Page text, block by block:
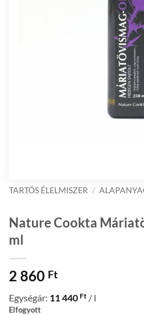
TARTÓS ÉLELMISZER /
Nature Cookta
ml
2 860 Ft
Egységár: 11 440 Ft / l
Elfogyott